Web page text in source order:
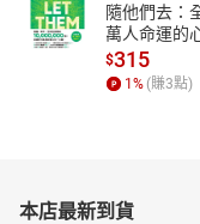
隨他們去：
萬人命運的
書】
$315
1% (賺3點)
本店最新到貨